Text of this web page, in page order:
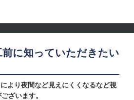
前に知っていただきたい
より夜間など見えにくくなるなど視
ざいます。